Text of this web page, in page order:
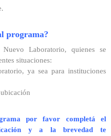
programa?
Laboratorio, quienes se
situaciones:
ya sea para instituciones
por favor completá el
y a la brevedad te